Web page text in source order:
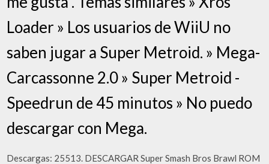
Loader » Los usuarios de WiiU no
saben jugar a Super Metroid. » Mega-
Carcassonne 2.0 » Super Metroid -
Speedrun de 45 minutos » No puedo
descargar con Mega.
Descargas: 25513. DESCARGAR Super Smash Bros Brawl ROM